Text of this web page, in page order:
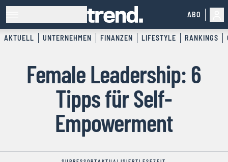
ABO
AKTUELL UNTERNEHMEN FINANZEN LIFESTYLE RANKINGS
Female Leadership: 6
Tipps für Self-
Empowerment